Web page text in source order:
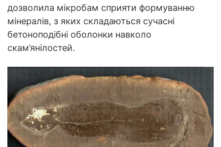
дозволила мікробам сприяти формуванню
мінералів, з яких складаються сучасні
бетоноподібні оболонки навколо
скам’янілостей.